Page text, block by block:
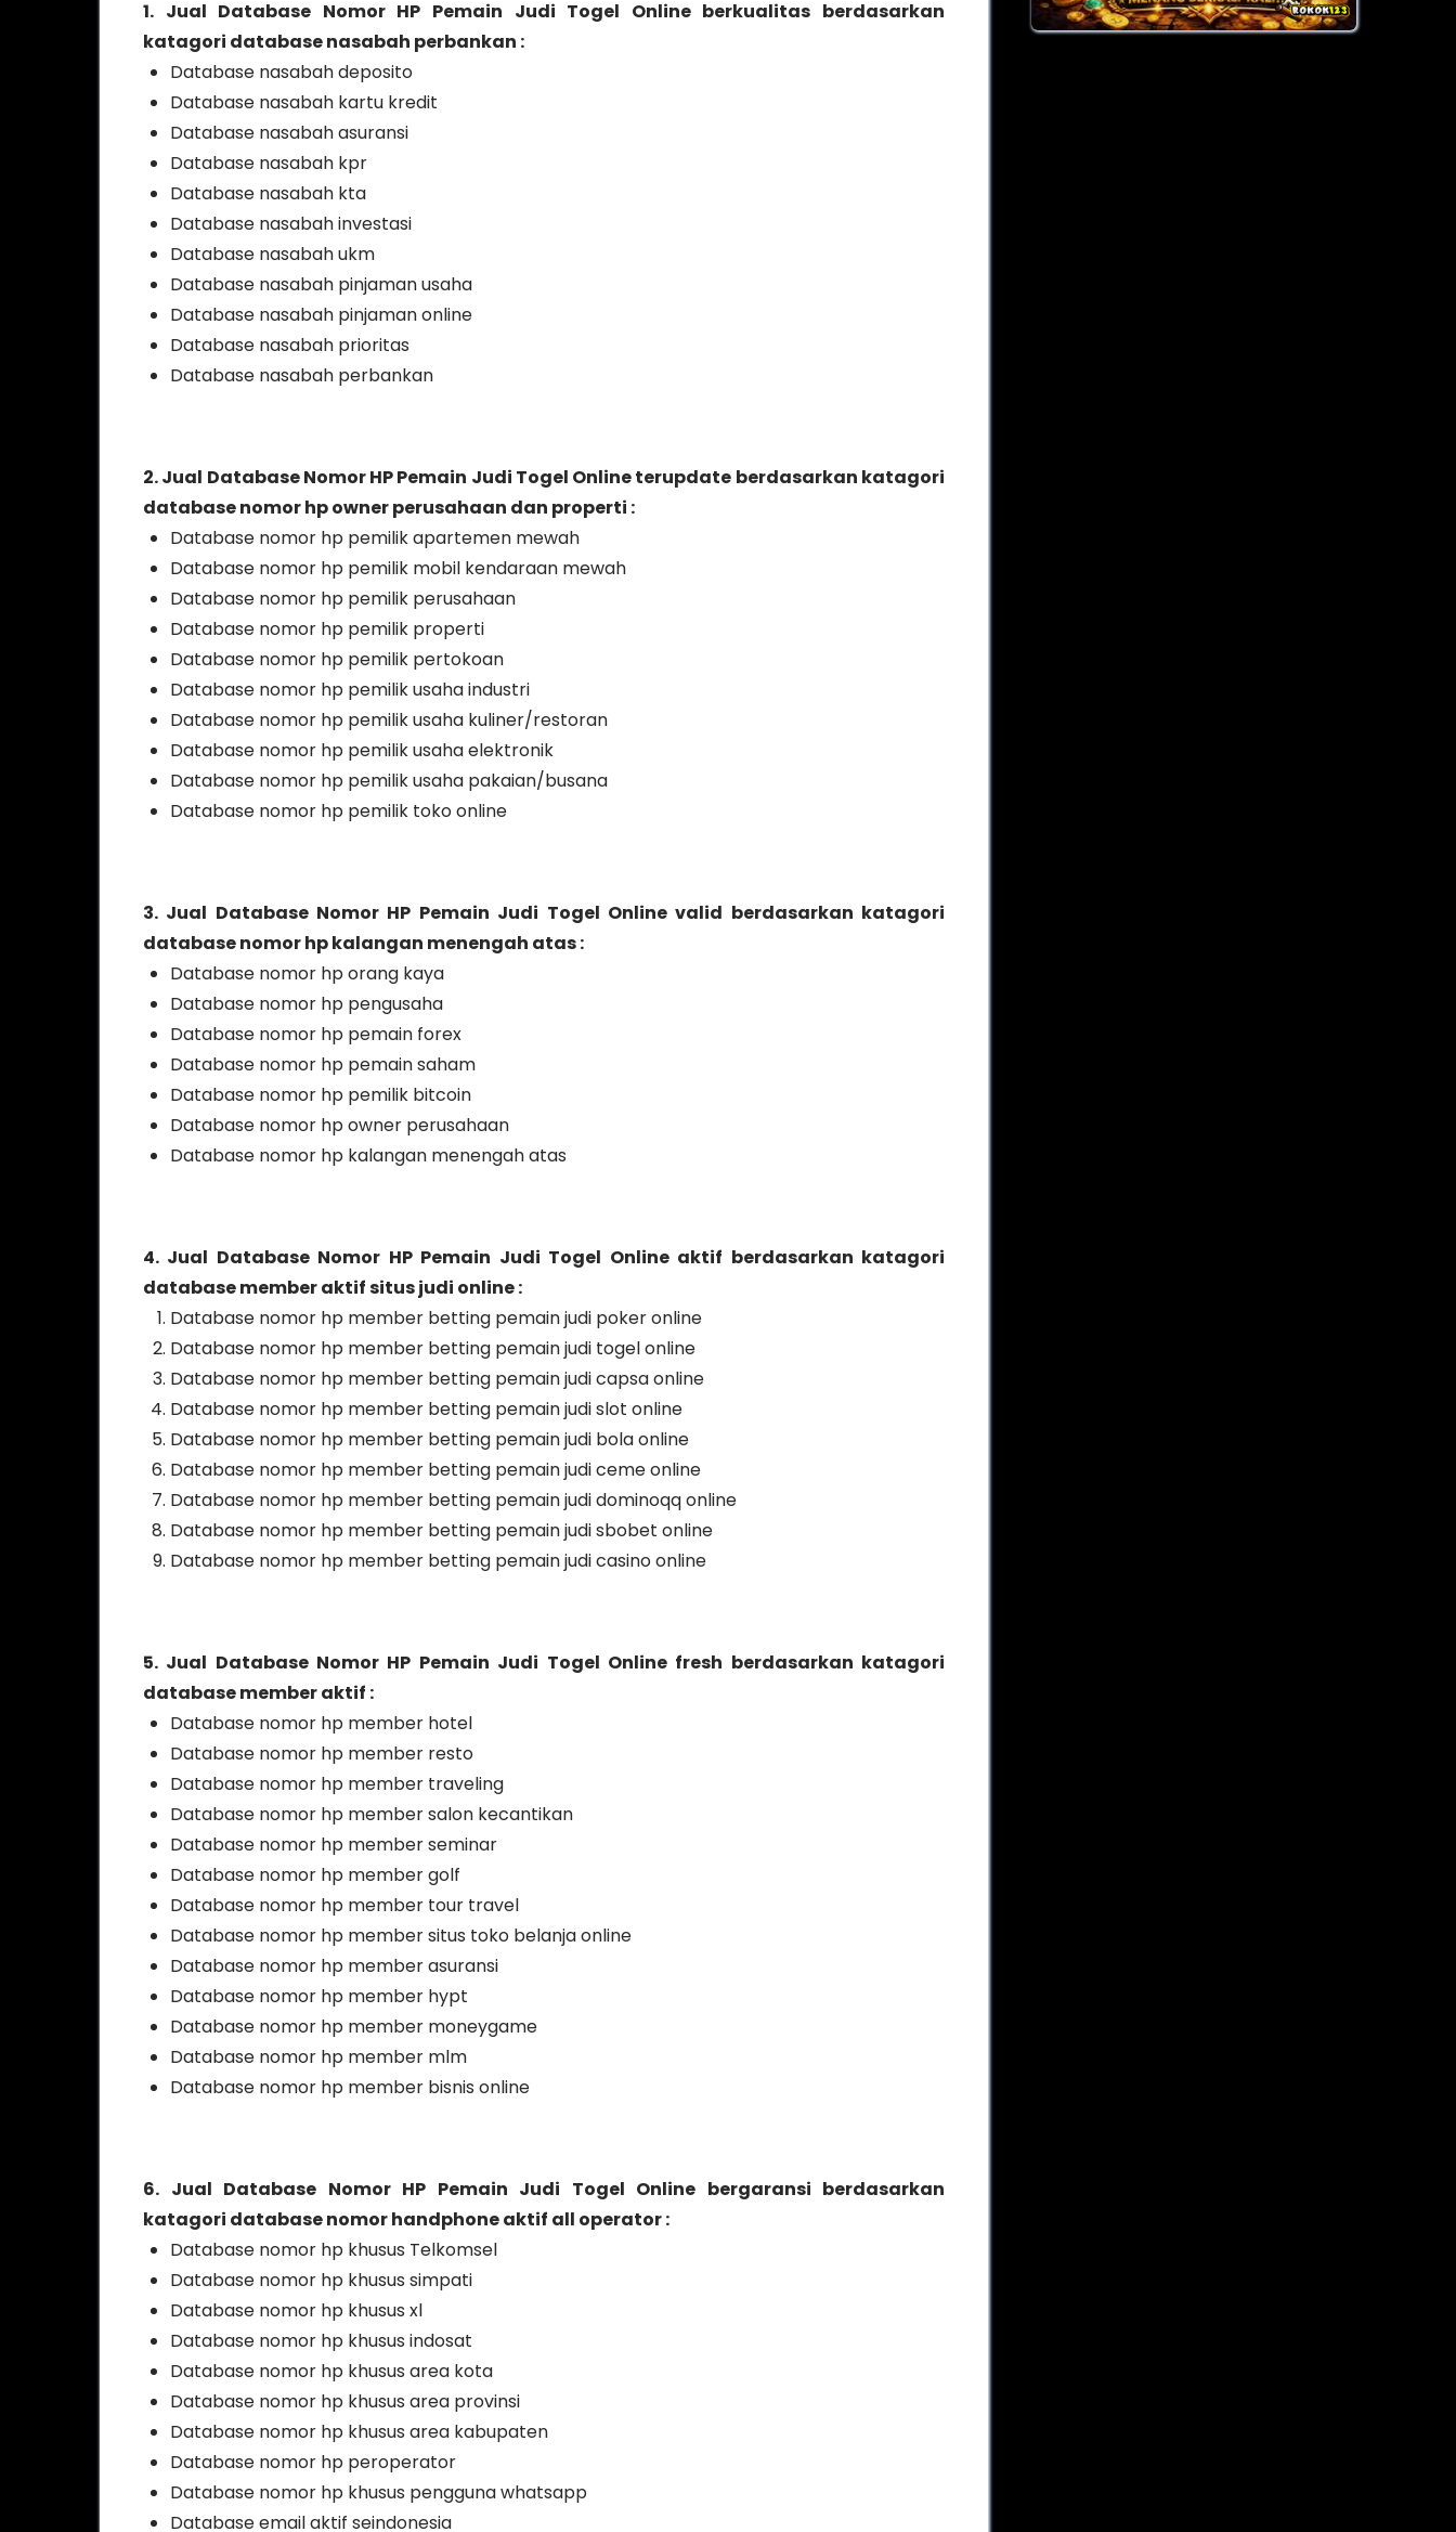
1. Jual Database Nomor HP Pemain Judi Togel Online berkualitas berdasarkan
katagori database nasabah perbankan :
Database nasabah deposito
Database nasabah kartu kredit
Database nasabah asuransi
Database nasabah kpr
Database nasabah kta
Database nasabah investasi
Database nasabah ukm
Database nasabah pinjaman usaha
Database nasabah pinjaman online
Database nasabah prioritas
Database nasabah perbankan
2. Jual Database Nomor HP Pemain Judi Togel Online terupdate berdasarkan katagori
database nomor hp owner perusahaan dan properti :
Database nomor hp pemilik apartemen mewah
Database nomor hp pemilik mobil kendaraan mewah
Database nomor hp pemilik perusahaan
Database nomor hp pemilik properti
Database nomor hp pemilik pertokoan
Database nomor hp pemilik usaha industri
Database nomor hp pemilik usaha kuliner/restoran
Database nomor hp pemilik usaha elektronik
Database nomor hp pemilik usaha pakaian/busana
Database nomor hp pemilik toko online
3. Jual Database Nomor HP Pemain Judi Togel Online valid berdasarkan katagori
database nomor hp kalangan menengah atas :
Database nomor hp orang kaya
Database nomor hp pengusaha
Database nomor hp pemain forex
Database nomor hp pemain saham
Database nomor hp pemilik bitcoin
Database nomor hp owner perusahaan
Database nomor hp kalangan menengah atas
4. Jual Database Nomor HP Pemain Judi Togel Online aktif berdasarkan katagori
database member aktif situs judi online :
Database nomor hp member betting pemain judi poker online
Database nomor hp member betting pemain judi togel online
Database nomor hp member betting pemain judi capsa online
Database nomor hp member betting pemain judi slot online
Database nomor hp member betting pemain judi bola online
Database nomor hp member betting pemain judi ceme online
Database nomor hp member betting pemain judi dominoqq online
Database nomor hp member betting pemain judi sbobet online
Database nomor hp member betting pemain judi casino online
5. Jual Database Nomor HP Pemain Judi Togel Online fresh berdasarkan katagori
database member aktif :
Database nomor hp member hotel
Database nomor hp member resto
Database nomor hp member traveling
Database nomor hp member salon kecantikan
Database nomor hp member seminar
Database nomor hp member golf
Database nomor hp member tour travel
Database nomor hp member situs toko belanja online
Database nomor hp member asuransi
Database nomor hp member hypt
Database nomor hp member moneygame
Database nomor hp member mlm
Database nomor hp member bisnis online
6. Jual Database Nomor HP Pemain Judi Togel Online bergaransi berdasarkan
katagori database nomor handphone aktif all operator :
Database nomor hp khusus Telkomsel
Database nomor hp khusus simpati
Database nomor hp khusus xl
Database nomor hp khusus indosat
Database nomor hp khusus area kota
Database nomor hp khusus area provinsi
Database nomor hp khusus area kabupaten
Database nomor hp peroperator
Database nomor hp khusus pengguna whatsapp
Database email aktif seindonesia